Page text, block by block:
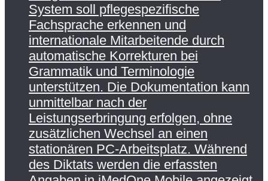
System soll pflegespezifische
Fachsprache erkennen und
internationale Mitarbeitende durch
automatische Korrekturen bei
Grammatik und Terminologie
unterstützen. Die Dokumentation kann
unmittelbar nach der
Leistungserbringung erfolgen, ohne
zusätzlichen Wechsel an einen
stationären PC-Arbeitsplatz. Während
des Diktats werden die erfassten